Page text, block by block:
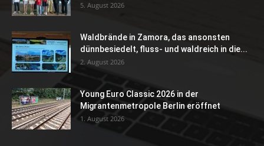
5. August 2026
Waldbrände in Zamora, das ansonsten
dünnbesiedelt, fluss- und waldreich in die...
2. August 2026
Young Euro Classic 2026 in der
Migrantenmetropole Berlin eröffnet
1. August 2026